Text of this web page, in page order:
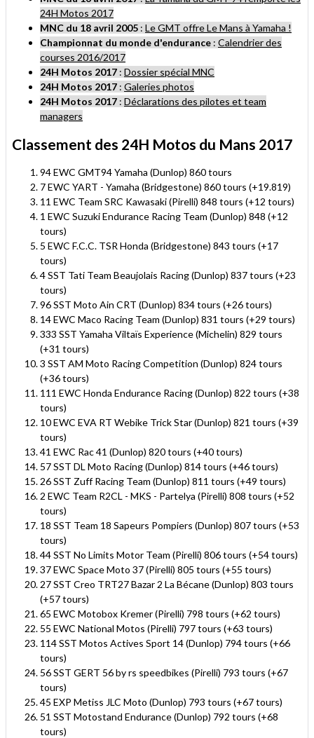
24H Motos 2017
MNC du 18 avril 2005 : Le GMT offre Le Mans à Yamaha !
Championnat du monde d'endurance : Calendrier des
courses 2016/2017
24H Motos 2017 : Dossier spécial MNC
24H Motos 2017 : Galeries photos
24H Motos 2017 : Déclarations des pilotes et team
managers
Classement des 24H Motos du Mans 2017
94 EWC GMT94 Yamaha (Dunlop) 860 tours
7 EWC YART - Yamaha (Bridgestone) 860 tours (+19.819)
11 EWC Team SRC Kawasaki (Pirelli) 848 tours (+12 tours)
1 EWC Suzuki Endurance Racing Team (Dunlop) 848 (+12
tours)
5 EWC F.C.C. TSR Honda (Bridgestone) 843 tours (+17
tours)
4 SST Tati Team Beaujolais Racing (Dunlop) 837 tours (+23
tours)
96 SST Moto Ain CRT (Dunlop) 834 tours (+26 tours)
14 EWC Maco Racing Team (Dunlop) 831 tours (+29 tours)
333 SST Yamaha Viltaïs Experience (Michelin) 829 tours
(+31 tours)
3 SST AM Moto Racing Competition (Dunlop) 824 tours
(+36 tours)
111 EWC Honda Endurance Racing (Dunlop) 822 tours (+38
tours)
10 EWC EVA RT Webike Trick Star (Dunlop) 821 tours (+39
tours)
41 EWC Rac 41 (Dunlop) 820 tours (+40 tours)
57 SST DL Moto Racing (Dunlop) 814 tours (+46 tours)
26 SST Zuff Racing Team (Dunlop) 811 tours (+49 tours)
2 EWC Team R2CL - MKS - Partelya (Pirelli) 808 tours (+52
tours)
18 SST Team 18 Sapeurs Pompiers (Dunlop) 807 tours (+53
tours)
44 SST No Limits Motor Team (Pirelli) 806 tours (+54 tours)
37 EWC Space Moto 37 (Pirelli) 805 tours (+55 tours)
27 SST Creo TRT27 Bazar 2 La Bécane (Dunlop) 803 tours
(+57 tours)
65 EWC Motobox Kremer (Pirelli) 798 tours (+62 tours)
55 EWC National Motos (Pirelli) 797 tours (+63 tours)
114 SST Motos Actives Sport 14 (Dunlop) 794 tours (+66
tours)
56 SST GERT 56 by rs speedbikes (Pirelli) 793 tours (+67
tours)
45 EXP Metiss JLC Moto (Dunlop) 793 tours (+67 tours)
51 SST Motostand Endurance (Dunlop) 792 tours (+68
tours)